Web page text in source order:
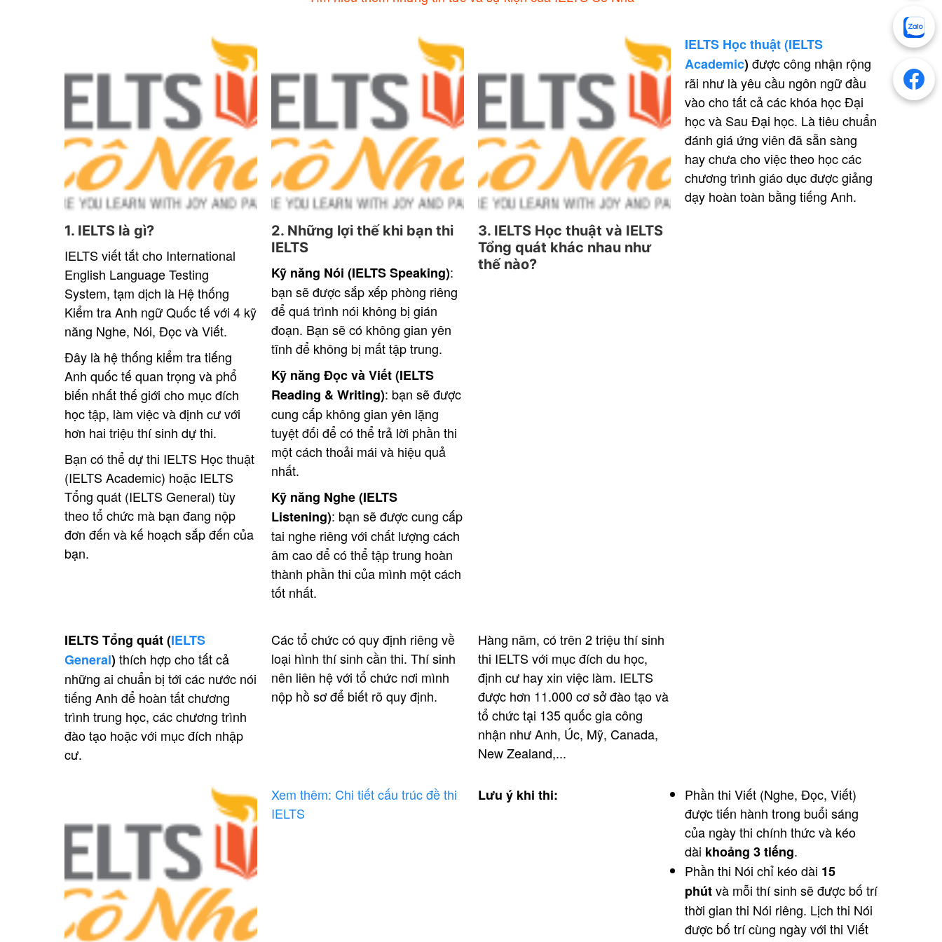
1. IELTS là gì?
IELTS viết tắt cho International
English Language Testing
System, tạm dịch là Hệ thống
Kiểm tra Anh ngữ Quốc tế với 4 kỹ
năng Nghe, Nói, Đọc và Viết.
Đây là hệ thống kiểm tra tiếng
Anh quốc tế quan trọng và phổ
biến nhất thế giới cho mục đích
học tập, làm việc và định cư với
hơn hai triệu thí sinh dự thi.
Bạn có thể dự thi IELTS Học thuật
(IELTS Academic) hoặc IELTS
Tổng quát (IELTS General) tùy
theo tổ chức mà bạn đang nộp
đơn đến và kế hoạch sắp đến của
bạn.
2. Những lợi thế khi bạn thi
IELTS
Kỹ năng Nói (IELTS Speaking):
bạn sẽ được sắp xếp phòng riêng
để quá trình nói không bị gián
đoạn. Bạn sẽ có không gian yên
tĩnh để không bị mất tập trung.
Kỹ năng Đọc và Viết (IELTS
Reading & Writing): bạn sẽ được
cung cấp không gian yên lặng
tuyệt đối để có thể trả lời phần thi
một cách thoải mái và hiệu quả
nhất.
Kỹ năng Nghe (IELTS
Listening): bạn sẽ được cung cấp
tai nghe riêng với chất lượng cách
âm cao để có thể tập trung hoàn
thành phần thi của mình một cách
tốt nhất.
3. IELTS Học thuật và IELTS
Tổng quát khác nhau như
thế nào?
IELTS Học thuật (IELTS
Academic)được công nhận rộng
rãi như là yêu cầu ngôn ngữ đầu
vào cho tất cả các khóa học Đại
học và Sau Đại học. Là tiêu chuẩn
đánh giá ứng viên đã sẵn sàng
hay chưa cho việc theo học các
chương trình giáo dục được giảng
dạy hoàn toàn bằng tiếng Anh.
IELTS Tổng quát (IELTS
General)thích hợp cho tất cả
những ai chuẩn bị tới các nước nói
tiếng Anh để hoàn tất chương
trình trung học, các chương trình
đào tạo hoặc với mục đích nhập
cư.
Các tổ chức có quy định riêng về
loại hình thí sinh cần thi. Thí sinh
nên liên hệ với tổ chức nơi mình
nộp hồ sơ để biết rõ quy định.
Hàng năm, có trên 2 triệu thí sinh
thi IELTS với mục đích du học,
định cư hay xin việc làm. IELTS
được hơn 11.000 cơ sở đào tạo và
tổ chức tại 135 quốc gia công
nhận như Anh, Úc, Mỹ, Canada,
New Zealand,...
Xem thêm: Chi tiết cấu trúc đề thi
IELTS
Lưu ý khi thi:
Phần thi Viết (Nghe, Đọc, Viết)
được tiến hành trong buổi sáng
của ngày thi chính thức và kéo
dài khoảng 3 tiếng.
Phần thi Nói chỉ kéo dài 15
phútvà mỗi thí sinh sẽ được bố trí
thời gian thi Nói riêng. Lịch thi Nói
được bố trí cùng ngày với thi Viết